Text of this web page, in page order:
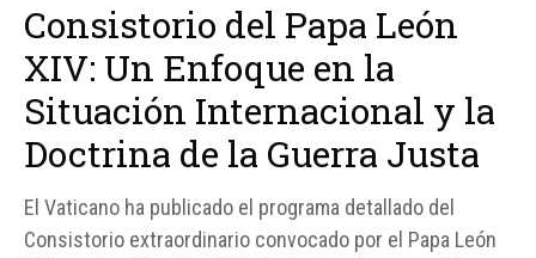
Consistorio del Papa León
XIV: Un Enfoque en la
Situación Internacional y la
Doctrina de la Guerra Justa
El Vaticano ha publicado el programa detallado del
Consistorio extraordinario convocado por el Papa León